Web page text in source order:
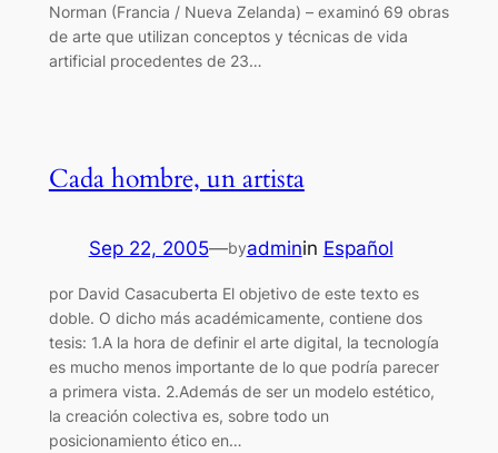
Norman (Francia / Nueva Zelanda) – examinó 69 obras
de arte que utilizan conceptos y técnicas de vida
artificial procedentes de 23…
Cada hombre, un artista
Sep 22, 2005—byadminin Español
por David Casacuberta El objetivo de este texto es
doble. O dicho más académicamente, contiene dos
tesis: 1.A la hora de definir el arte digital, la tecnología
es mucho menos importante de lo que podría parecer
a primera vista. 2.Además de ser un modelo estético,
la creación colectiva es, sobre todo un
posicionamiento ético en…